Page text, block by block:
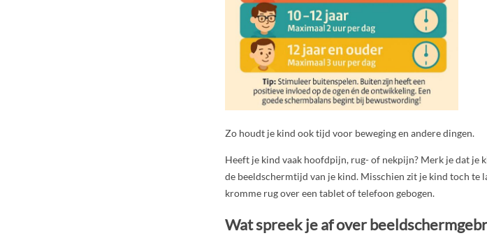
Zo houdt je kind ook tijd voor beweging en andere dingen.
Heeft je kind vaak hoofdpijn, rug- of nekpijn? Merk je dat je
de beeldschermtijd van je kind. Misschien zit je kind toch te
kromme rug over een tablet of telefoon gebogen.
Wat spreek je af over